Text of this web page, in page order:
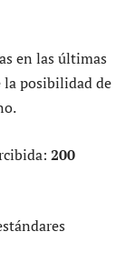
en las últimas
la posibilidad de
200